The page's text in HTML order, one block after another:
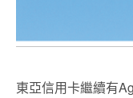
東亞信用卡繼續有